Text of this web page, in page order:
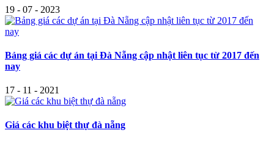
19 - 07 - 2023
Bảng giá các dự án tại Đà Nẵng cập nhật liên tục từ 2017 đến
nay
17 - 11 - 2021
Giá các khu biệt thự đà nẵng